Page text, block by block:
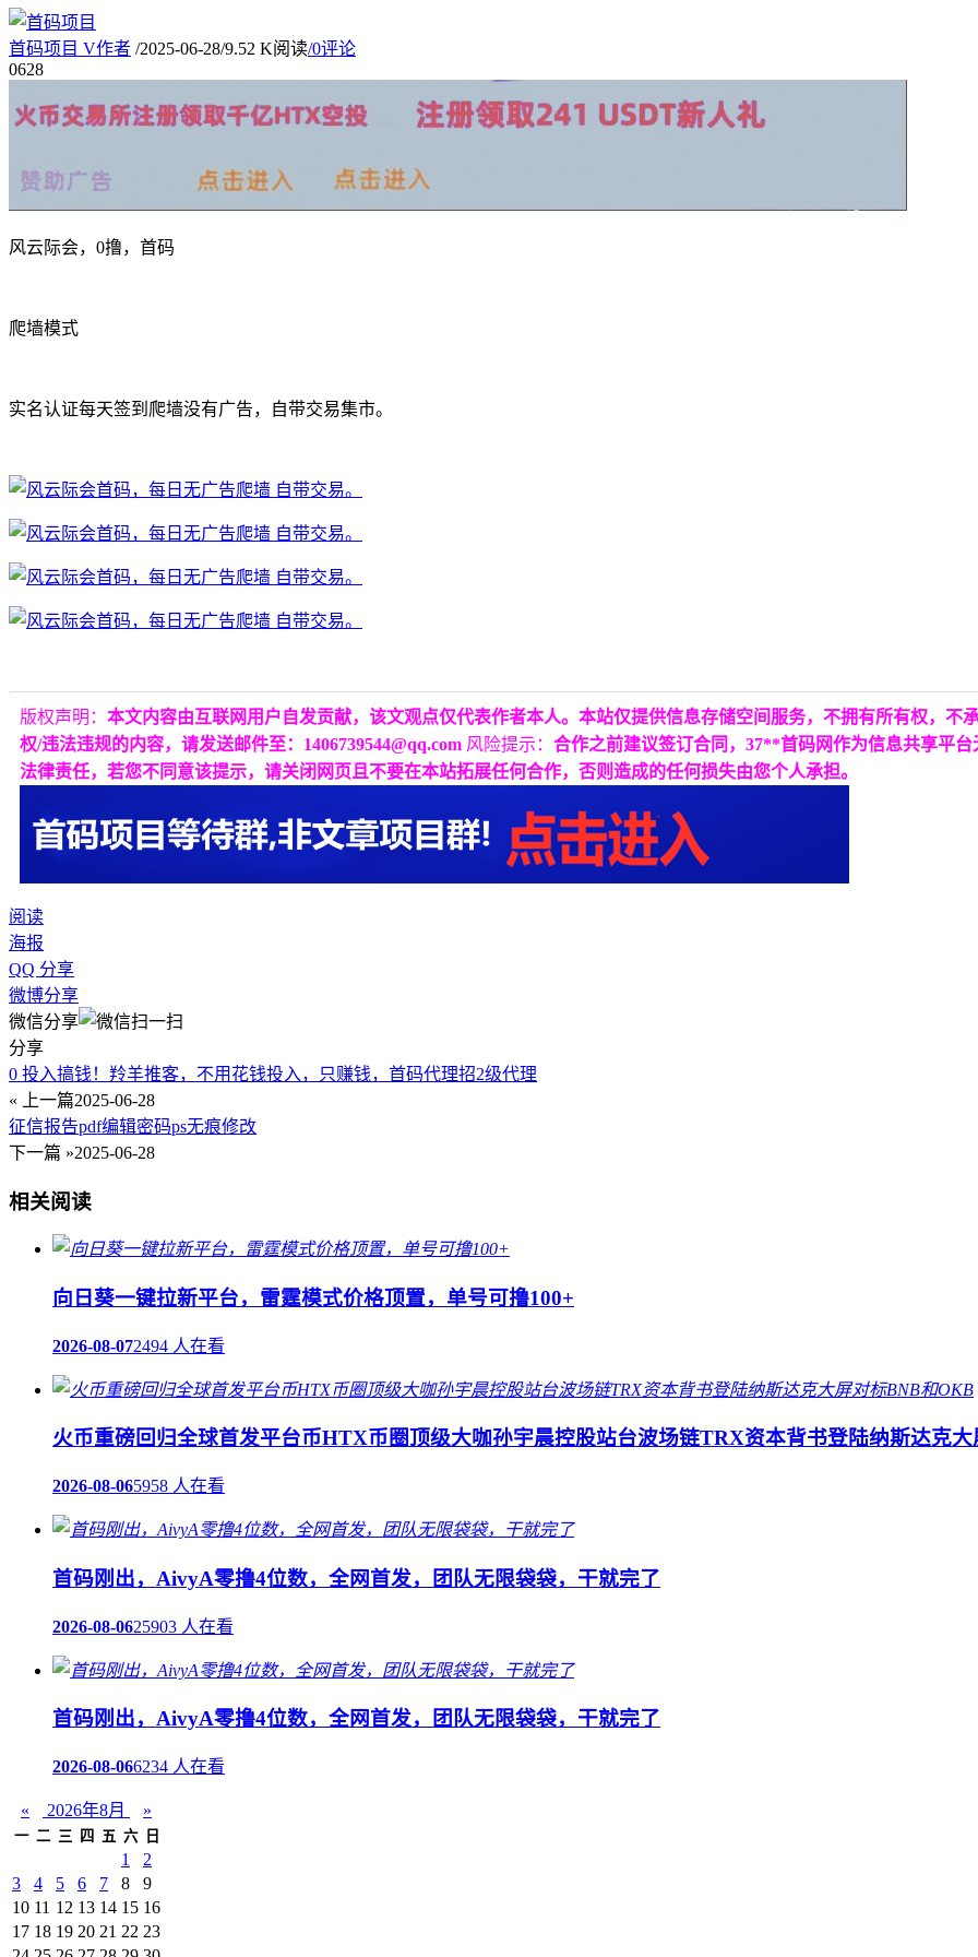
首码项目 V作者 /2025-06-28/9.52 K阅读/0评论
0628
风云际会，0撸，首码
爬墙模式
实名认证每天签到爬墙没有广告，自带交易集市。
版权声明： 本文内容由互联网用户自发贡献，该文观点仅代表作者本人。本站仅提供信息存储空间服务，不拥有所有权，不
权/违法违规的内容，请发送邮件至：1406739544@qq.com 风险提示： 合作之前建议签订合同，37**首码网作为信息共享平
法律责任，若您不同意该提示，请关闭网页且不要在本站拓展任何合作，否则造成的任何损失由您个人承担。
阅读
海报
QQ 分享
微博分享
微信分享
分享
0 投入搞钱！羚羊推客，不用花钱投入，只赚钱，首码代理招2级代理
« 上一篇2025-06-28
征信报告pdf编辑密码ps无痕修改
下一篇 »2025-06-28
相关阅读
向日葵一键拉新平台，雷霆模式价格顶置，单号可撸100+
2026-08-072494 人在看
火币重磅回归全球首发平台币HTX币圈顶级大咖孙宇晨控股站台波场链TRX资本背书登陆纳斯达克
2026-08-065958 人在看
首码刚出，AivyA零撸4位数，全网首发，团队无限袋袋，干就完了
2026-08-0625903 人在看
首码刚出，AivyA零撸4位数，全网首发，团队无限袋袋，干就完了
2026-08-066234 人在看
« 2026年8月 »
一 二 三 四 五 六 日
1
2
3
4 5 6 7 8
9
10 11 12 13 14 15 16
17 18 19 20 21 22 23